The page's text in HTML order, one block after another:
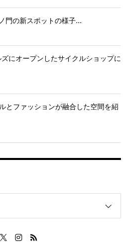
門の新スポットの様子...
にオープンしたサイクルショップに
とファッションが融合した空間を紹